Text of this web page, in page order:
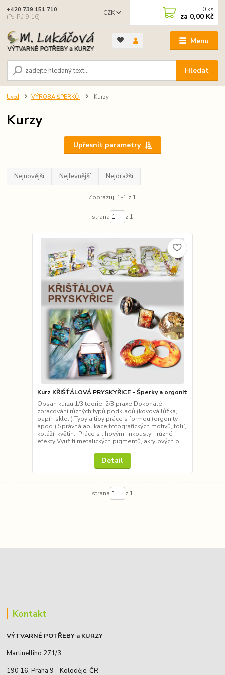
Menu
CZK
Hledat
+420 739 151 710
(Po-Pá 9-16)
0 ks
za 0,00 Kč
Úvod VÝROBA ŠPERKŮ Kurzy
Kurzy
Upřesnit parametry
Nejnovější Nejlevnější Nejdražší
Zobrazuji 1-1 z 1
strana z 1
Kurz KŘIŠŤÁLOVÁ PRYSKYŘICE - Šperky a orgonit
Obsah kurzu 1/3 teorie, 2/3 praxe Dokonalé
zpracování různých typů podkladů (kovová lůžka,
papír, sklo..) Typy a tipy práce s formou (orgonity
apod.) Správná aplikace fotografických motivů, fólií,
koláží, květin.. Práce s lihovými inkousty - různé
efekty Využití metalických pigmentů, akrylových p...
Detail
strana z 1
Kontakt
VÝTVARNÉ POTŘEBY a KURZY
Martinelliho 271/3
190 16, Praha 9 - Koloděje, ČR